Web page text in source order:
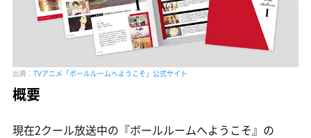
出典： TVアニメ「ボールルームへようこそ」公式サイト
概要
現在2クール放送中の『ボールルームへようこそ』の